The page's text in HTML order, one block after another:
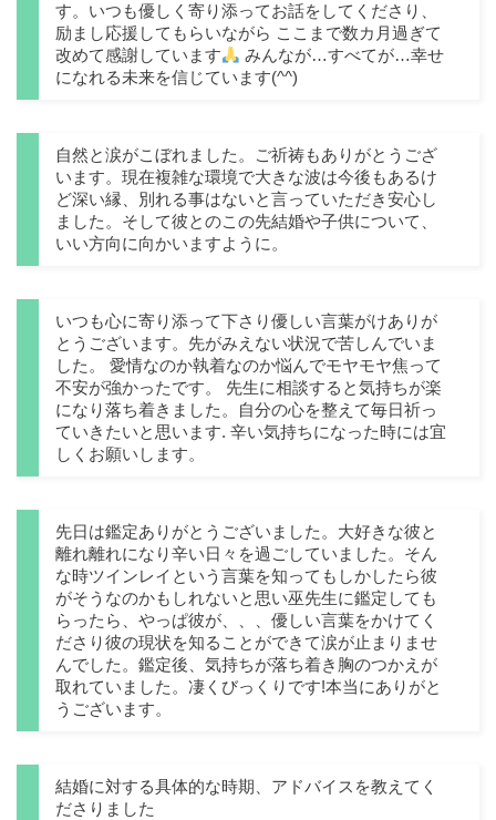
す。いつも優しく寄り添ってお話をしてくださり、
励まし応援してもらいながら ここまで数カ月過ぎて
改めて感謝しています
みんなが…すべてが…幸せ
になれる未来を信じています(^^)
自然と涙がこぼれました。ご祈祷もありがとうござ
います。現在複雑な環境で大きな波は今後もあるけ
ど深い縁、別れる事はないと言っていただき安心し
ました。そして彼とのこの先結婚や子供について、
いい方向に向かいますように。
いつも心に寄り添って下さり優しい言葉がけありが
とうございます。先がみえない状況で苦しんでいま
した。 愛情なのか執着なのか悩んでモヤモヤ焦って
不安が強かったです。 先生に相談すると気持ちが楽
になり落ち着きました。自分の心を整えて毎日祈っ
ていきたいと思います. 辛い気持ちになった時には宜
しくお願いします。
先日は鑑定ありがとうございました。大好きな彼と
離れ離れになり辛い日々を過ごしていました。そん
な時ツインレイという言葉を知ってもしかしたら彼
がそうなのかもしれないと思い巫先生に鑑定しても
らったら、やっぱ彼が、、、優しい言葉をかけてく
ださり彼の現状を知ることができて涙が止まりませ
んでした。鑑定後、気持ちが落ち着き胸のつかえが
取れていました。凄くびっくりです!本当にありがと
うございます。
結婚に対する具体的な時期、アドバイスを教えてく
ださりました